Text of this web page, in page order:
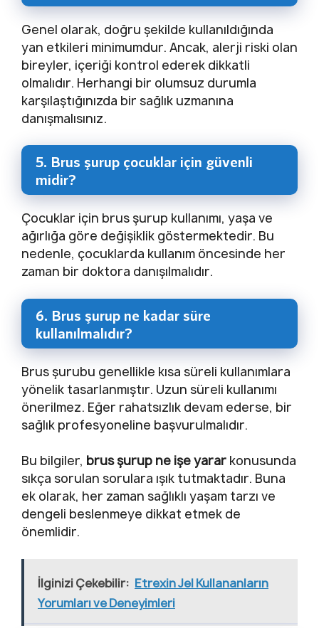
Genel olarak, doğru şekilde kullanıldığında
yan etkileri minimumdur. Ancak, alerji riski olan
bireyler, içeriği kontrol ederek dikkatli
olmalıdır. Herhangi bir olumsuz durumla
karşılaştığınızda bir sağlık uzmanına
danışmalısınız.
5. Brus şurup çocuklar için güvenli
midir?
Çocuklar için brus şurup kullanımı, yaşa ve
ağırlığa göre değişiklik göstermektedir. Bu
nedenle, çocuklarda kullanım öncesinde her
zaman bir doktora danışılmalıdır.
6. Brus şurup ne kadar süre
kullanılmalıdır?
Brus şurubu genellikle kısa süreli kullanımlara
yönelik tasarlanmıştır. Uzun süreli kullanımı
önerilmez. Eğer rahatsızlık devam ederse, bir
sağlık profesyoneline başvurulmalıdır.
Bu bilgiler, brus şurup ne işe yarar konusunda
sıkça sorulan sorulara ışık tutmaktadır. Buna
ek olarak, her zaman sağlıklı yaşam tarzı ve
dengeli beslenmeye dikkat etmek de
önemlidir.
İlginizi Çekebilir: Etrexin Jel Kullananların
Yorumları ve Deneyimleri